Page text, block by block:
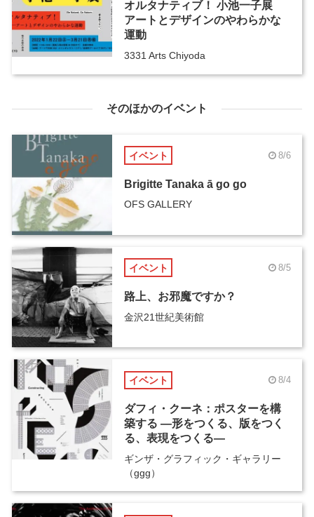
オルタナティブ！ 小池一子展
アートとデザインのやわらかな
運動
3331 Arts Chiyoda
そのほかのイベント
イベント 8/6
Brigitte Tanaka ā go go
OFS GALLERY
イベント 8/5
路上、お邪魔ですか？
金沢21世紀美術館
イベント 8/4
ダフィ・クーネ：ポスターを構
築する ―形をつくる、版をつく
る、表現をつくる―
ギンザ・グラフィック・ギャラリー
（ggg）